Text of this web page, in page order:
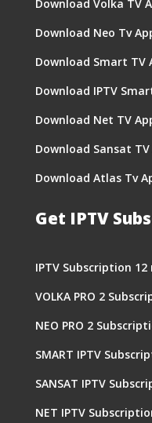
Download Volka TV
Download Neo Tv
Download Smart TV
Download IPTV
Download Net TV
Download Sansat TV
Download Atlas Tv
Get IPTV
IPTV Subscription
VOLKA PRO 2
NEO PRO 2
SMART IPTV
SANSAT IPTV
NET IPTV